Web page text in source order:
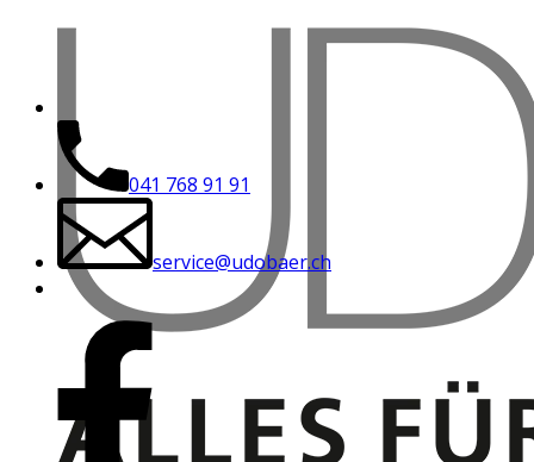
041 768 91 91
service@udobaer.ch